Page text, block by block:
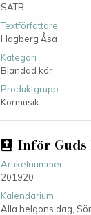
SATB
Textförfattare
Hagberg Åsa
Kategori
Blandad kör
Produktgrupp
Körmusik
Inför
Artikelnummer
201920
Kalendarium
Alla helgons dag,